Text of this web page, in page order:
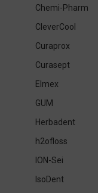
Chemi-Pharm
CleverCool
Curaprox
Curasept
Elmex
GUM
Herbadent
h2ofloss
ION-Sei
IsoDent